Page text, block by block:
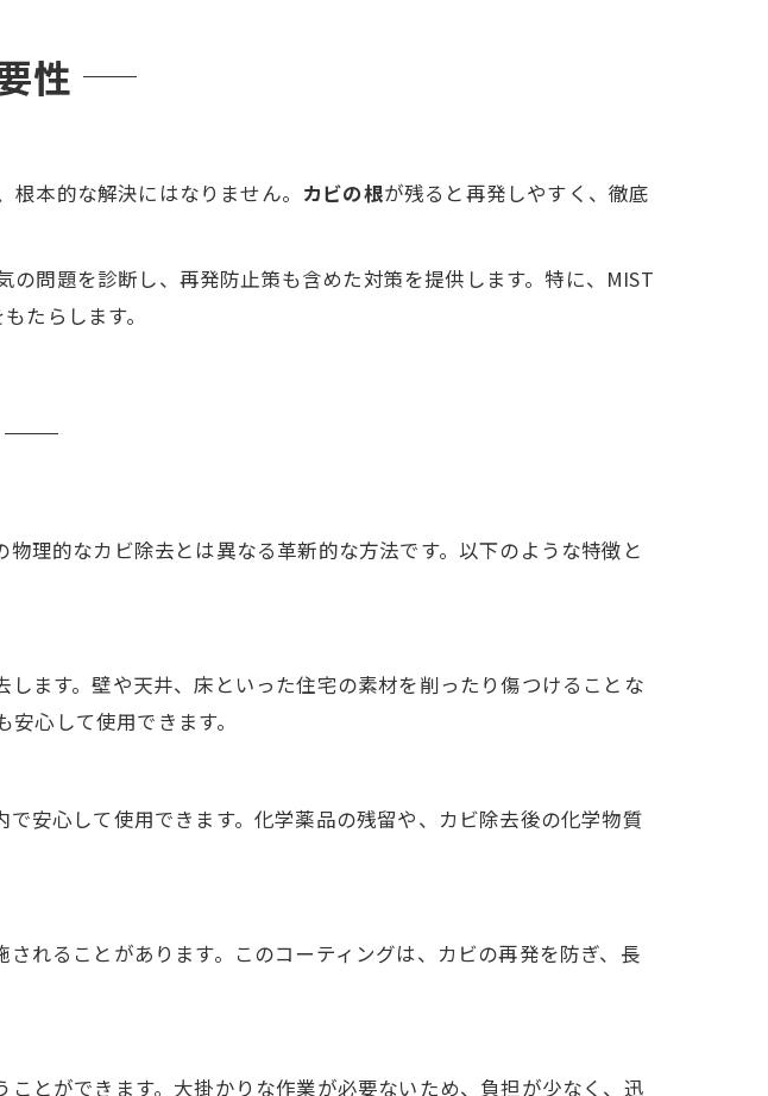
性
本的な解決にはなりません。 カビの根が残ると再発しやすく、徹底
問題を診断し、再発防止策も含めた対策を提供します。特に、MIST
たらします。
理的なカビ除去とは異なる革新的な方法です。以下のような特徴と
ます。壁や天井、床といった住宅の素材を削ったり傷つけることな
心して使用できます。
安心して使用できます。化学薬品の残留や、カビ除去後の化学物質
れることがあります。このコーティングは、カビの再発を防ぎ、長
とができます。大掛かりな作業が必要ないため、負担が少なく、迅